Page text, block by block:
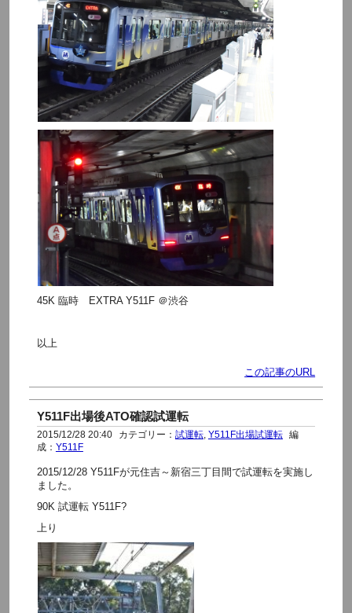
45K 臨時 EXTRA Y511F ＠渋谷
以上
この記事のURL
Y511F出場後ATO確認試運転
2015/12/28 20:40 カテゴリー： 試運転, Y511F出場試運転
編
成： Y511F
2015/12/28 Y511Fが元住吉～新宿三丁目間で試運転を実施し
ました。
90K 試運転 Y511F?
上り